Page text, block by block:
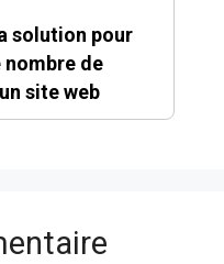
solution pour
de
site web